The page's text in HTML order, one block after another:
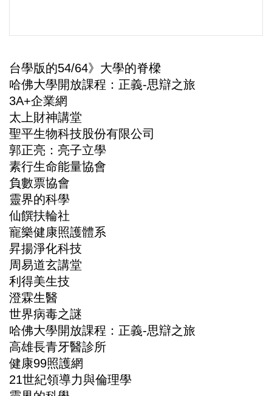
命理/信仰/宗教/宮廟/教會
演講/發表會/論壇/研討會
內政/社會/福利/弱勢/慈善
國際/全球
環境/資源/能源
交通運輸
中美台
正能量
餐飲美食
蔬/素食
台學版的54/64》大學的脊樑
哈佛大學開放課程：正義-思辯之旅
3A+企業網
太上財神講堂
聖平生物科技股份有限公司
郭正亮：亮子立學
素行生命能量協會
負數票協會
靈界的科學
仙饌扶輪社
寵樂健康照護體系
昇揚淨化科技
周易道玄講堂
利得美生技
澄霖生醫
世界病毒之謎
哈佛大學開放課程：正義-思辯之旅
高雄長青牙醫診所
健康99照護網
21世紀領導力與倫理學